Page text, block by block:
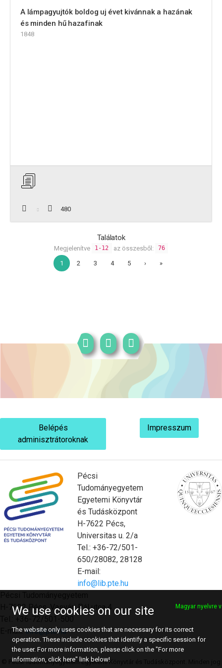
A lámpagyujtók boldog uj évet kivánnak a hazának
és minden hű hazafinak
1848
480
Találatok
Megjelenítve 1-12 az összesből: 76
1 2 3 4 5 › »
Belépés
adminisztrátoroknak
Impresszum
Pécsi
Tudományegyetem
Egyetemi Könyvtár
és Tudásközpont
H-7622 Pécs,
Universitas u. 2/a
Tel.: +36-72/501-
650/28082, 28128
E-mail:
info@lib.pte.hu
H-7622 Pécs, Vasvári Pál utca 4.
E-mail:info@pte.hu
© Pécsi Tudományegyetem Egyetemi Könyvtár és Tudásközpont. Minden jog
We use cookies on our site Magyar nyelvre
The website only uses cookies that are necessary for its correct
operation. These include cookies that identify a specific session for
the user. For more information, please click on the "For more
information, click here" link below!